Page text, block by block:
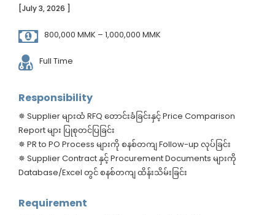
[July 3, 2026 ]
800,000 MMK – 1,000,000 MMK
Full Time
Responsibility
✵ Supplier များထံ RFQ တောင်းခံခြင်းနှင့် Price Comparison
Report များ ပြုစုတင်ပြခြင်း
✵ PR to PO Process များကို စနစ်တကျ Follow-up လုပ်ခြင်း
✵ Supplier Contract နှင့် Procurement Documents များကို
Database/Excel တွင် စနစ်တကျ ထိန်းသိမ်းခြင်း
Requirement